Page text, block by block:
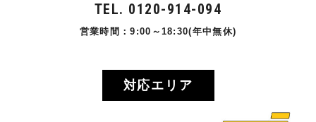
TEL. 0120-914-094
営業時間：9:00～18:30(年中無休)
対応エリア